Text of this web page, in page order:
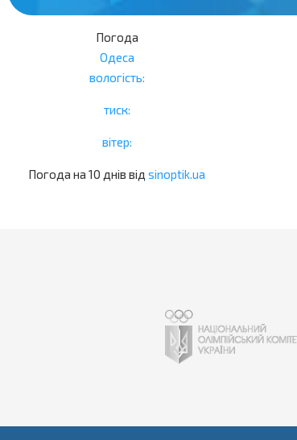
Погода
Одеса
вологість:
тиск:
вітер:
Погода на 10 днів від sinoptik.ua